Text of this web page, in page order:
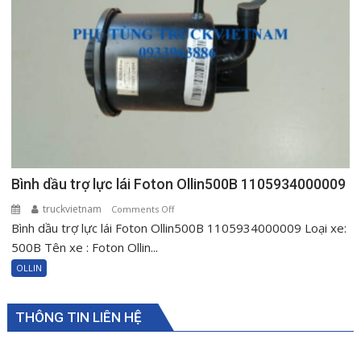
Bình dầu trợ lực lái Foton Ollin500B 1105934000009
truckvietnam Comments Offon
Bình
Ollin500B
Bình dầu trợ lực lái Foton Ollin500B 1105934000009 Loại xe:
500B Tên xe : Foton Ollin...
OLLIN
THÔNG TIN LIÊN HỆ